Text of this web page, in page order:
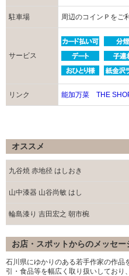
駐車場 周辺のコインＰをご
サービス
リンク 能加万菜 THE
オススメ
九谷焼 赤地径 はしおき
山中漆器 山谷尚敏 はし
輪島漆り 吉田宏之 朝市椀
お店・スポットからのメッセー
石川県にゆかりのある若手作家の作品
引・食品等を幅広く取り扱いしてお